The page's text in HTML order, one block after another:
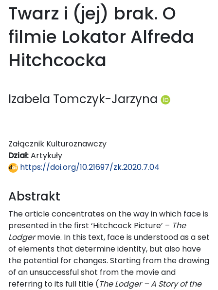
Twarz i (jej) brak. O
filmie Lokator Alfreda
Hitchcocka
Izabela Tomczyk-Jarzyna
Załącznik Kulturoznawczy
Dział:Artykuły
https://doi.org/10.21697/zk.2020.7.04
Abstrakt
The article concentrates on the way in which face is
presented in the first ‘Hitchcock Picture’ – The
Lodgermovie. In this text, face is understood as a set
of elements that determine identity, but also have
the potential for changes. Starting from the drawing
of an unsuccessful shot from the movie and
referring to its full title (The Lodger – A Story of the